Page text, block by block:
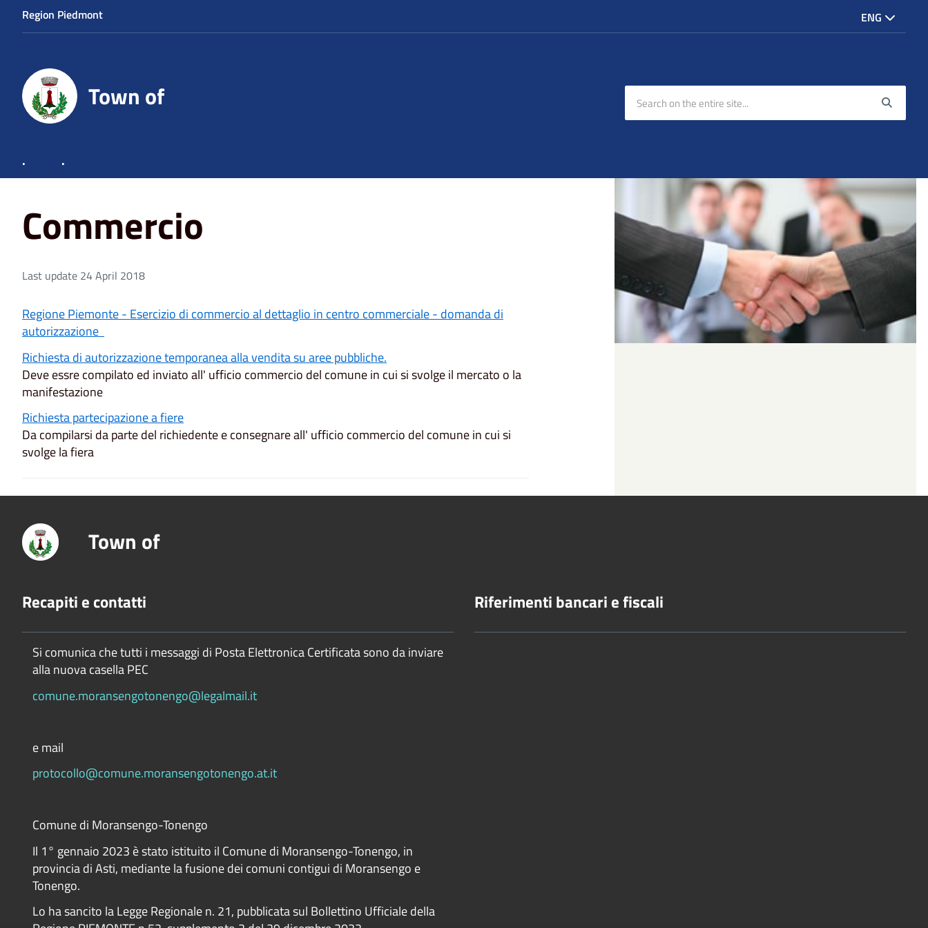
Region Piedmont ENG
Town of
. .
Home
Commercio
Last update 24 April 2018
Regione Piemonte - Esercizio di commercio al dettaglio in centro commerciale - domanda di
autorizzazione
Richiesta di autorizzazione temporanea alla vendita su aree pubbliche.
Deve essre compilato ed inviato all' ufficio commercio del comune in cui si svolge il mercato o la
manifestazione
Richiesta partecipazione a fiere
Da compilarsi da parte del richiedente e consegnare all' ufficio commercio del comune in cui si
svolge la fiera
Town of
Recapiti e contatti
Si comunica che tutti i messaggi di Posta Elettronica Certificata sono da inviare
alla nuova casella PEC
comune.moransengotonengo@legalmail.it
e mail
protocollo@comune.moransengotonengo.at.it
Comune di Moransengo-Tonengo
Il 1° gennaio 2023 è stato istituito il Comune di Moransengo-Tonengo, in
provincia di Asti, mediante la fusione dei comuni contigui di Moransengo e
Tonengo.
Lo ha sancito la Legge Regionale n. 21, pubblicata sul Bollettino Ufficiale della
Riferimenti bancari e fiscali